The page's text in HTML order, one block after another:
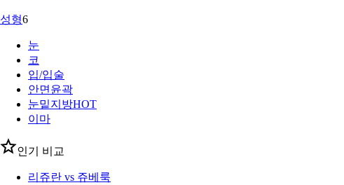
성형6
눈
코
입/입술
안면윤곽
눈밑지방HOT
이마
인기 비교
리쥬란 vs 쥬베룩